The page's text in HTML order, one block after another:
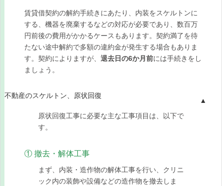
賃貸借契約の解約手続きにあたり、内装をスケルトンに
する、機器を廃棄するなどの対応が必要であり、数百万
円前後の費用がかかるケースもあります。契約満了を待
たない途中解約で多額の違約金が発生する場合もありま
す。契約によりますが、 退去日の6か月前には手続きをし
ましょう。
不動産のスケルトン、原状回復
原状回復工事に必要な主な工事項目は、以下で
す。
① 撤去・解体工事
まず、内装・造作物の解体工事を行い、クリニ
ック内の装飾や設備などの造作物を撤去しま